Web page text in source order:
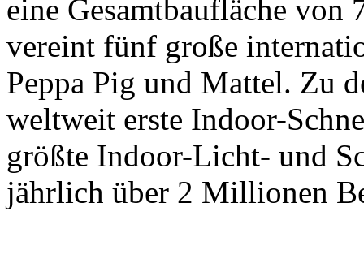
eine Gesamtbaufläche von
vereint fünf große
Peppa Pig und Mattel. Zu
weltweit erste Indoor-
größte Indoor-Licht- und
jährlich über 2 Millionen